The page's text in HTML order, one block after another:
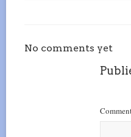
No comments yet